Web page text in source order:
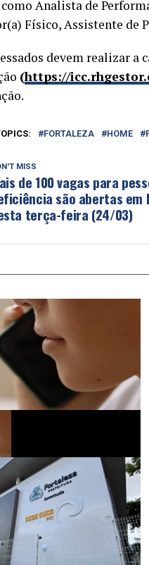
Analista de
Físico, Assistente de
devem realizar
(https://
FORTALEZA HOME
MISS
de 100 vagas para
são abertas em
terça-feira (24/03)
chamadas indesejadas
novas regras de